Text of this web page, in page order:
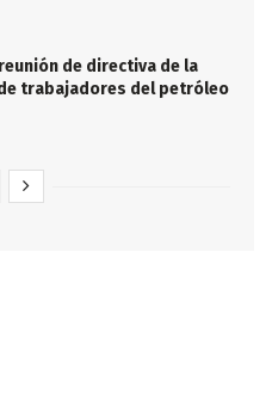
de directiva de la
trabajadores del petróleo